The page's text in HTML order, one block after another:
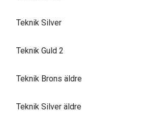
Teknik Silver
Teknik Guld 2
Teknik Brons äldre
Teknik Silver äldre